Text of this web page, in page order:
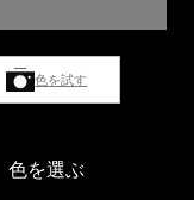
色を試す
色を選ぶ